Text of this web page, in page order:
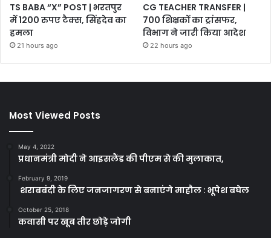
TS BABA “X” POST | भरतपुर
में 1200 रुपए टैक्स, सिंहदेव का
हमला
21 hours ago
CG TEACHER TRANSFER |
700 शिक्षकों का ट्रांसफर,
विभाग ने जारी किया आदेश
22 hours ago
Most Viewed Posts
May 4, 2022
प्रधानमंत्री मोदी ने आइसलैंड की पीएम से की मुलाकात,
February 9, 2019
शराबबंदी के लिए जनजागरण से बनाएंगे माहौल : भूपेश बघेल
October 25, 2018
कवासी पर खूब तीर छोड़े जोगी